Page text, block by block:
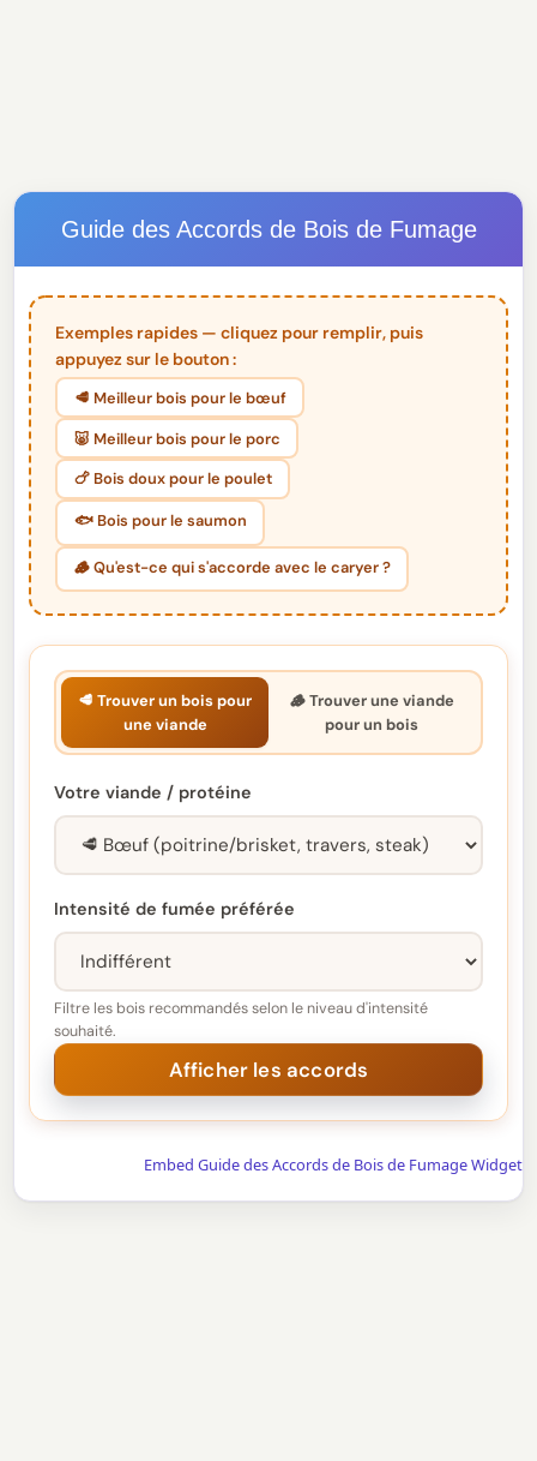
Guide des Accords de Bois de Fumage
Exemples rapides — cliquez pour remplir, puis
appuyez sur le bouton :
🥩 Meilleur bois pour le bœuf
🐷 Meilleur bois pour le porc
🍗 Bois doux pour le poulet
🐟 Bois pour le saumon
🪵 Qu'est-ce qui s'accorde avec le caryer ?
🥩 Trouver un bois pour
une viande
🪵 Trouver une viande
pour un bois
Votre viande / protéine
Intensité de fumée préférée
Filtre les bois recommandés selon le niveau d'intensité
souhaité.
Embed Guide des Accords de Bois de Fumage Widget